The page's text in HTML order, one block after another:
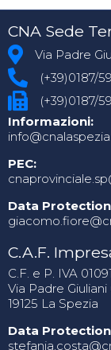
CNA Sede
Via Padre
(+39)0187/
(+39)0187/
Informazioni:
PEC:
Data
C.A.F.
C.F. e P. IVA
Via Padre Giuliani
19125 La Spezia
Data